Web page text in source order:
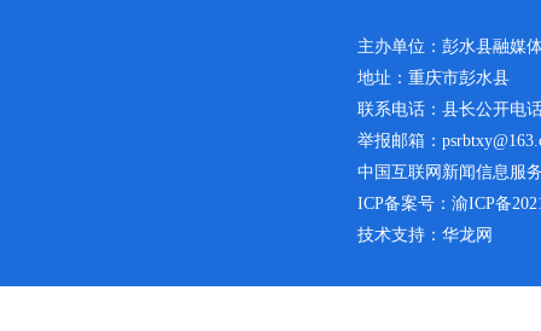
主办单位：彭水县融媒
地址：重庆市彭水县
联系电话：县长公开电
举报邮箱：
中国互联网新闻信息服
ICP备案号： 渝ICP备
技术支持：华龙网